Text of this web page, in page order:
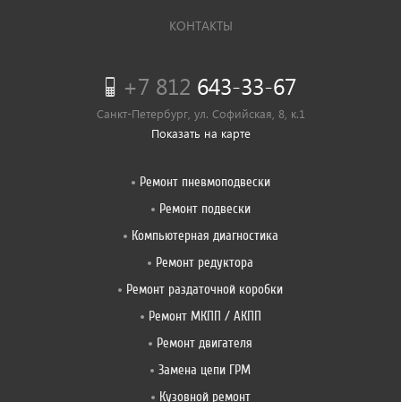
КОНТАКТЫ
+7 812 643-33-67
Санкт-Петербург, ул. Софийская, 8, к.1
Показать на карте
Ремонт пневмоподвески
Ремонт подвески
Компьютерная диагностика
Ремонт редуктора
Ремонт раздаточной коробки
Ремонт МКПП / АКПП
Ремонт двигателя
Замена цепи ГРМ
Кузовной ремонт